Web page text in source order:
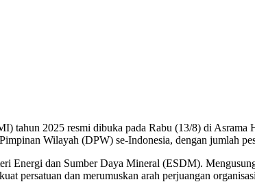
tahun 2025 resmi dibuka pada Rabu (13/8) di Asrama
Wilayah (DPW) se-Indonesia, dengan jumlah
Energi dan Sumber Daya Mineral (ESDM).
persatuan dan merumuskan arah perjuangan